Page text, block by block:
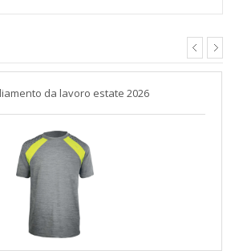
da lavoro estate 2026